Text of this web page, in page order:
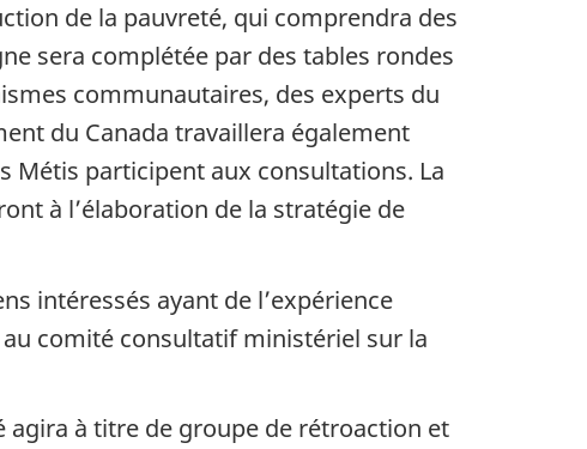
de la pauvreté, qui comprendra des
sera complétée par des tables rondes
communautaires, des experts du
du Canada travaillera également
Métis participent aux consultations. La
à l’élaboration de la stratégie de
intéressés ayant de l’expérience
comité consultatif ministériel sur la
à titre de groupe de rétroaction et